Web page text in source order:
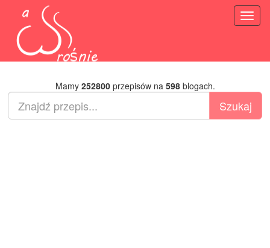
Mamy 252800przepisów na 598blogach.